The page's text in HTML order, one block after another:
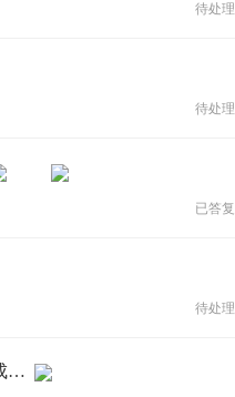
待处理
待处理
已答复
待处理
[建议]moto桌面下滑是唤醒全局搜索，建议改成跟zui桌面一样